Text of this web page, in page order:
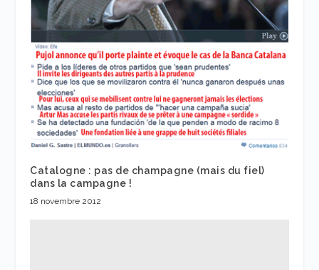
Catalogne : pas de champagne (mais du fiel)
dans la campagne !
18 novembre 2012